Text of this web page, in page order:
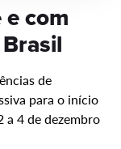
com
de
para o início
a 4 de dezembro